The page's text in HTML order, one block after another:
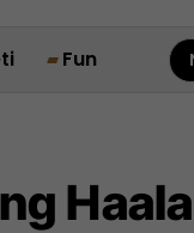
Fun